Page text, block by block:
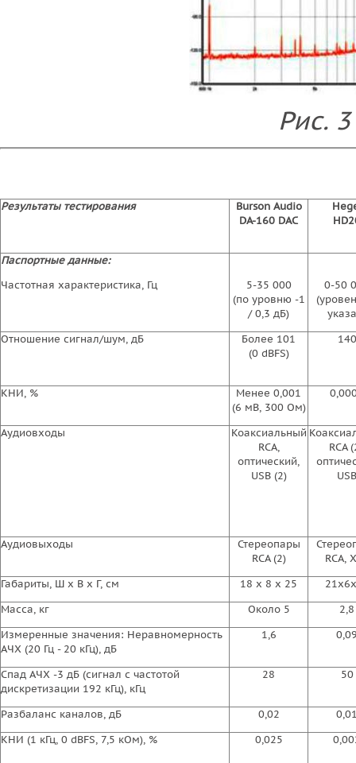
Рис. 3
Результаты тестирования
Burson Audio
DA-160 DAC
Паспортные данные:
Частотная характеристика, Гц
5-35 000
(по уровню -1
/ 0,3 дБ)
0-50
Отношение сигнал/шум, дБ
Более 101
(0 dBFS)
140
КНИ, %
Менее 0,001
(6 мВ, 300 Ом)
Аудиовходы
Коаксиальный
RCA,
оптический,
USB (2)
RCA
USB
Аудиовыходы
Стереопары
RCA (2)
RCA,
Габариты, Ш х В х Г, см
18 х 8 х 25
Масса, кг
Около 5
2,8
Измеренные значения: Неравномерность
АЧХ (20 Гц - 20 кГц), дБ
1,6
Спад АЧХ -3 дБ (сигнал с частотой
дискретизации 192 кГц), кГц
28 50
Разбаланс каналов, дБ 0,02
КНИ (1 кГц, 0 dBFS, 7,5 кОм), %
0,025